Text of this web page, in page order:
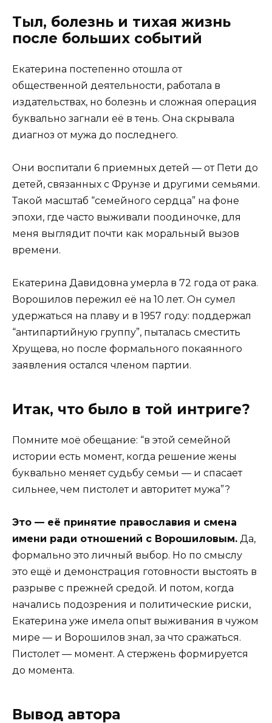
Тыл, болезнь и тихая жизнь
после больших событий
Екатерина постепенно отошла от
общественной деятельности, работала в
издательствах, но болезнь и сложная операция
буквально загнали её в тень. Она скрывала
диагноз от мужа до последнего.
Они воспитали 6 приемных детей — от Пети до
детей, связанных с Фрунзе и другими семьями.
Такой масштаб “семейного сердца” на фоне
эпохи, где часто выживали поодиночке, для
меня выглядит почти как моральный вызов
времени.
Екатерина Давидовна умерла в 72 года от рака.
Ворошилов пережил её на 10 лет. Он сумел
удержаться на плаву и в 1957 году: поддержал
“антипартийную группу”, пыталась сместить
Хрущева, но после формального покаянного
заявления остался членом партии.
Итак, что было в той интриге?
Помните моё обещание: “в этой семейной
истории есть момент, когда решение жены
буквально меняет судьбу семьи — и спасает
сильнее, чем пистолет и авторитет мужа”?
Это — её принятие православия и смена
имени ради отношений с Ворошиловым. Да,
формально это личный выбор. Но по смыслу
это ещё и демонстрация готовности выстоять в
разрыве с прежней средой. И потом, когда
начались подозрения и политические риски,
Екатерина уже имела опыт выживания в чужом
мире — и Ворошилов знал, за что сражаться.
Пистолет — момент. А стержень формируется
до момента.
Вывод автора